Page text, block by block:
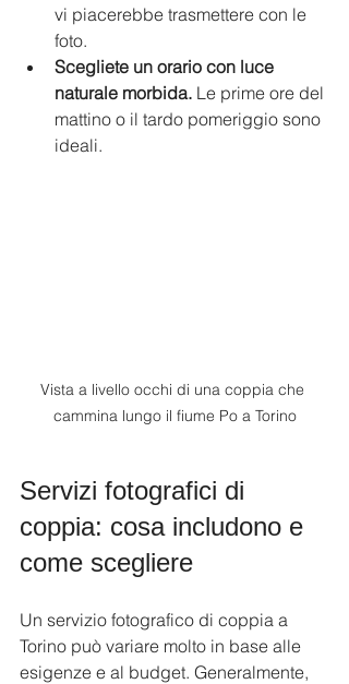
vi piacerebbe trasmettere con le
foto.
Scegliete un orario con luce
naturale morbida. Le prime ore del
mattino o il tardo pomeriggio sono
ideali.
Vista a livello occhi di una coppia che
cammina lungo il fiume Po a Torino
Servizi fotografici di
coppia: cosa includono e
come scegliere
Un servizio fotografico di coppia a
Torino può variare molto in base alle
esigenze e al budget. Generalmente,